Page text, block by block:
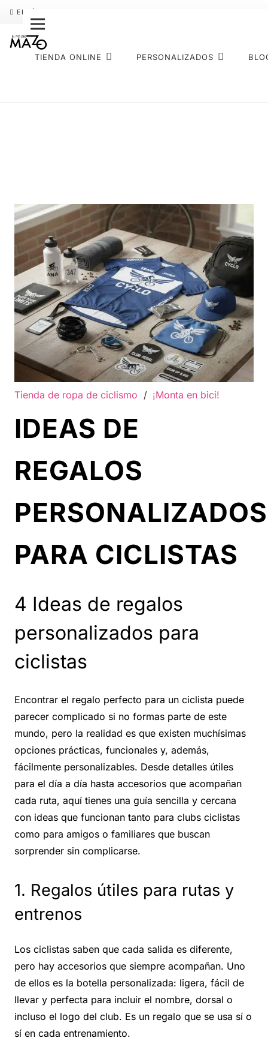
ENVÍO GRATIS
TIENDA ONLINE PERSONALIZADOS
Tienda de ropa de ciclismo / ¡Monta en bici!
IDEAS DE
REGALOS
PERSONALIZADOS
PARA CICLISTAS
4 Ideas de regalos
personalizados para
ciclistas
Encontrar el regalo perfecto para un ciclista puede
parecer complicado si no formas parte de este
mundo, pero la realidad es que existen muchísimas
opciones prácticas, funcionales y, además,
fácilmente personalizables. Desde detalles útiles
para el día a día hasta accesorios que acompañan
cada ruta, aquí tienes una guía sencilla y cercana
con ideas que funcionan tanto para clubs ciclistas
como para amigos o familiares que buscan
sorprender sin complicarse.
1. Regalos útiles para rutas y
entrenos
Los ciclistas saben que cada salida es diferente,
pero hay accesorios que siempre acompañan. Uno
de ellos es la botella personalizada: ligera, fácil de
llevar y perfecta para incluir el nombre, dorsal o
incluso el logo del club. Es un regalo que se usa sí o
sí en cada entrenamiento.